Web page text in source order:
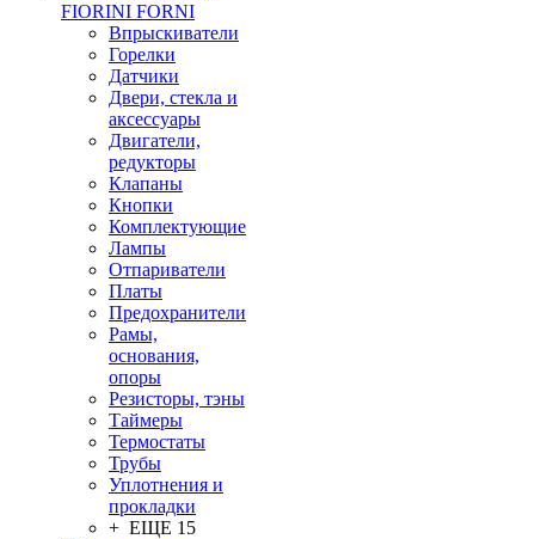
FIORINI FORNI
Впрыскиватели
Горелки
Датчики
Двери, стекла и
аксессуары
Двигатели,
редукторы
Клапаны
Кнопки
Комплектующие
Лампы
Отпариватели
Платы
Предохранители
Рамы,
основания,
опоры
Резисторы, тэны
Таймеры
Термостаты
Трубы
Уплотнения и
прокладки
+ ЕЩЕ 15